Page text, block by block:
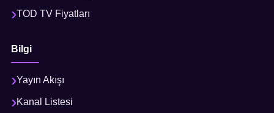
TOD TV Fiyatları
Bilgi
Yayın Akışı
Kanal Listesi